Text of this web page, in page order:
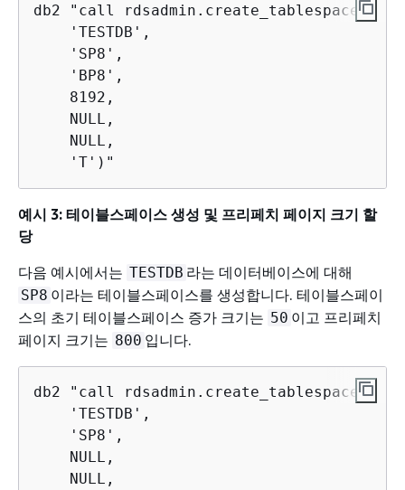
db2 "call rdsadmin.create_tablespace(
    'TESTDB',
    'SP8',
    'BP8',
    8192,
    NULL,
    NULL,
    'T')"
예시 3: 테이블스페이스 생성 및 프리페치 페이지 크기 할
당
다음 예시에서는 TESTDB 라는 데이터베이스에 대해
SP8 이라는 테이블스페이스를 생성합니다. 테이블스페이
스의 초기 테이블스페이스 증가 크기는 50 이고 프리페치
페이지 크기는 800 입니다.
db2 "call rdsadmin.create_tablespace(
    'TESTDB',
    'SP8',
    NULL,
    NULL,